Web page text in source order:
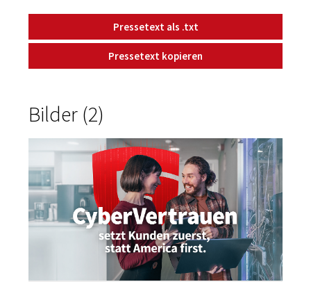
Pressetext als .txt
Pressetext kopieren
Bilder (2)